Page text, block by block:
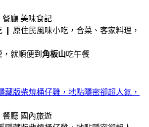
餐廳 美味食記
，就順便到 角板山吃午餐
藏版柴燒桶仔雞，地點隱密卻超人氣，
餐廳 國內旅遊